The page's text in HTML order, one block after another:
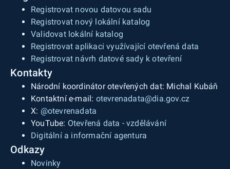
Registrovat novou datovou sadu
Registrovat nový lokální katalog
Validovat lokální katalog
Registrovat aplikaci využívající otevřená data
Registrovat návrh datové sady k otevření
Kontakty
Národní koordinátor otevřených dat: Michal Kubáň
Kontaktní e-mail: otevrenadata@dia.gov.cz
X: @otevrenadata
YouTube: Otevřená data - vzdělávání
Digitální a informační agentura
Odkazy
Novinky